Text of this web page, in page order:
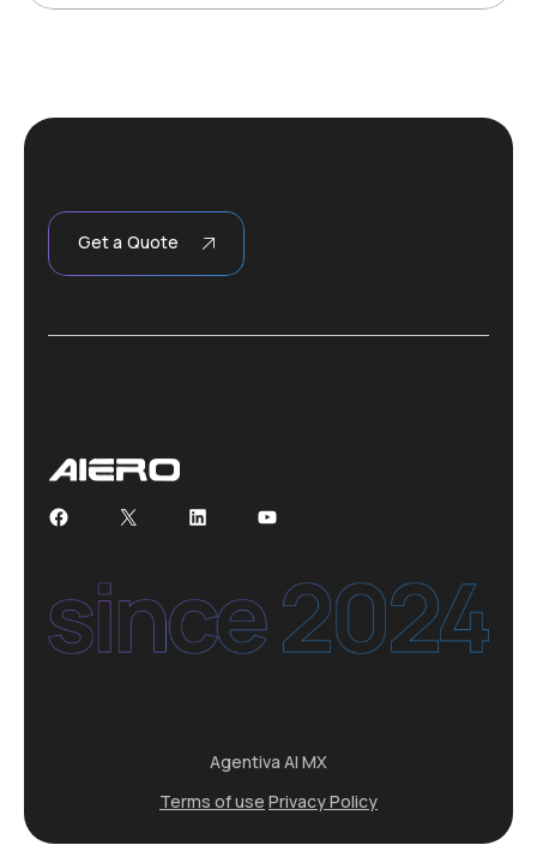
Get a Quote
Facebook
X LinkedInYouTube
Agentiva AI MX
Terms of use Privacy Policy